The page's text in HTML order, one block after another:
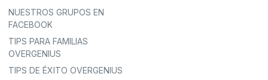
NUESTROS GRUPOS EN
FACEBOOK
TIPS PARA FAMILIAS
OVERGENIUS
TIPS DE ÉXITO OVERGENIUS